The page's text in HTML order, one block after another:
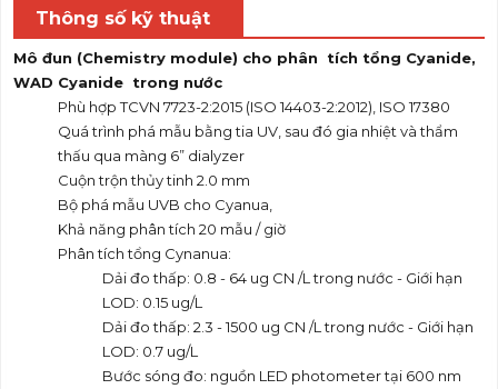
Thông số kỹ thuật
Mô đun (Chemistry module) cho phân tích tổng Cyanide,
WAD Cyanide trong nước
Phù hợp TCVN 7723-2:2015 (ISO 14403-2:2012), ISO 17380
Quá trình phá mẫu bằng tia UV, sau đó gia nhiệt và thẩm
thấu qua màng 6” dialyzer
Cuộn trộn thủy tinh 2.0 mm
Bộ phá mẫu UVB cho Cyanua,
Khả năng phân tích 20 mẫu / giờ
Phân tích tổng Cynanua:
Dải đo thấp: 0.8 - 64 ug CN /L trong nước - Giới hạn
LOD: 0.15 ug/L
Dải đo thấp: 2.3 - 1500 ug CN /L trong nước - Giới hạn
LOD: 0.7 ug/L
Bước sóng đo: nguồn LED photometer tại 600 nm